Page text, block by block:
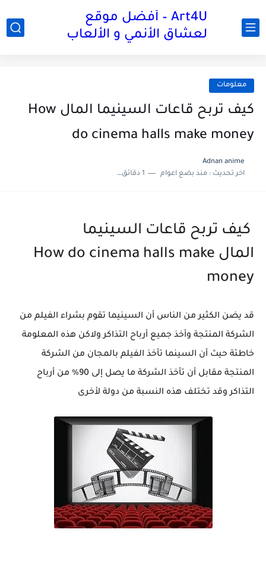
Art4U – أفضل موقع
لعشاق الأنمي و الألعاب
معلومات
كيف تربح قاعات السينيما المال How
do cinema halls make money
Adnan anime
اخر تحديث :منذ بضع اعوام 1 دقائق للقراءة
كيف تربح قاعات السينيما
المال How do cinema halls make
money
قد يضن الكثير من الناس أن السينيما تقوم بشراء الفيلم من
الشركة المنتجة وأخذ جميع أرباح التذاكر ولاكن هذه المعلومة
خاطئة حيث أن السينما تأخذ الفيلم بالمجان من الشركة
المنتجة مقابل أن تأخذ الشركة ما يصل إلى 90% من أرباح
التذاكر وقد تختلف هذه النسبة من دولة لأخرى